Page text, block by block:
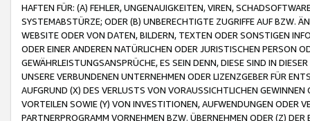
HAFTEN FÜR: (A) FEHLER, UNGENAUIGKEITEN, VIREN,
SYSTEMABSTÜRZE; ODER (B) UNBERECHTIGTE ZUGRIFFE AUF BZW.
WEBSITE ODER VON DATEN, BILDERN, TEXTEN ODER SONSTIGEN
ODER EINER ANDEREN NATÜRLICHEN ODER JURISTISCHEN PERSON
GEWÄHRLEISTUNGSANSPRÜCHE, ES SEIN DENN, DIESE SIND IN
UNSERE VERBUNDENEN UNTERNEHMEN ODER LIZENZGEBER FÜR
AUFGRUND (X) DES VERLUSTS VON VORAUSSICHTLICHEN
VORTEILEN SOWIE (Y) VON INVESTITIONEN, AUFWENDUNGEN ODER
PARTNERPROGRAMM VORNEHMEN BZW. ÜBERNEHMEN ODER (Z)